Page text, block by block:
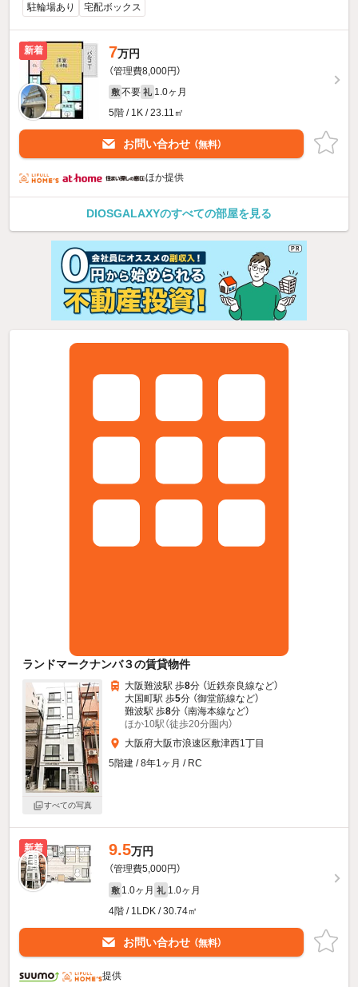
駐輪場あり 宅配ボックス
新着 7万円
（管理費8,000円）
敷 不要 礼 1.0ヶ月
5階 / 1K / 23.11㎡
お問い合わせ （無料）
ほか提供
DIOSGALAXYのすべての部屋を見る
ランドマークナンバ３の賃貸物件
すべての写真
大阪難波駅 歩8分 （近鉄奈良線など）
大国町駅 歩5分 （御堂筋線など）
難波駅 歩8分 （南海本線など）
ほか10駅（徒歩20分圏内）
大阪府大阪市浪速区敷津西1丁目
5階建 / 8年1ヶ月 / RC
新着 9.5万円
（管理費5,000円）
敷 1.0ヶ月 礼 1.0ヶ月
4階 / 1LDK / 30.74㎡
お問い合わせ （無料）
提供